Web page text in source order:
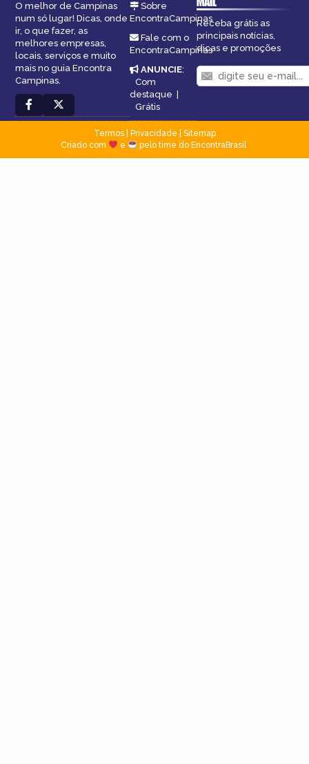
O melhor de Campinas
num só lugar! Dicas, onde
ir, o que fazer, as
melhores empresas,
locais, serviços e muito
mais no guia Encontra
Campinas.
Sobre
EncontraCampinas
Fale com o
EncontraCampinas
ANUNCIE:
Com
destaque |
Grátis
Receba grátis as
principais notícias,
dicas e promoções
Termos| Privacidade
Sitemap
Criado com
e pelo time do EncontraBrasil